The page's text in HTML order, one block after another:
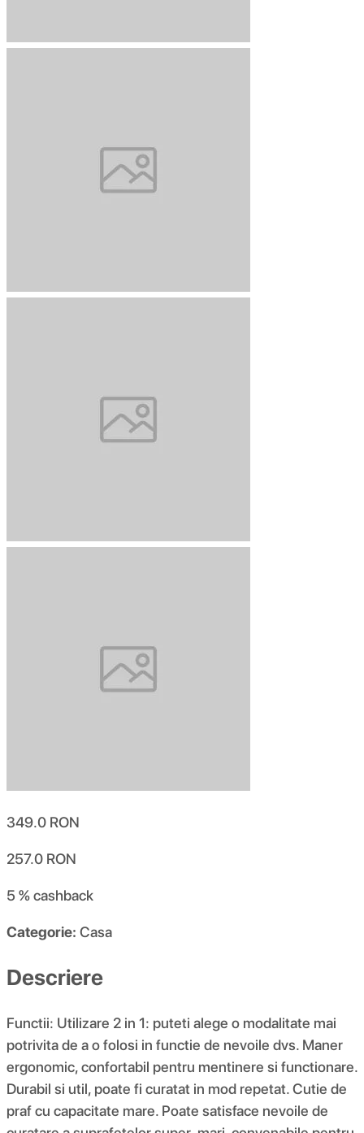
349.0 RON
257.0 RON
5 %cashback
Categorie: Casa
Descriere
Functii: Utilizare 2 in 1: puteti alege o modalitate mai
potrivita de a o folosi in functie de nevoile dvs. Maner
ergonomic, confortabil pentru mentinere si functionare.
Durabil si util, poate fi curatat in mod repetat. Cutie de
praf cu capacitate mare. Poate satisface nevoile de